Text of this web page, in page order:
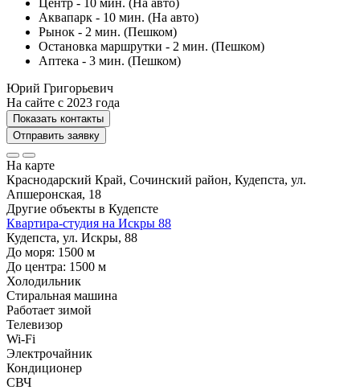
Аквапарк - 10 мин. (На авто)
Рынок - 2 мин. (Пешком)
Остановка маршрутки - 2 мин. (Пешком)
Аптека - 3 мин. (Пешком)
Юрий Григорьевич
На сайте с 2023 года
Показать контакты
Отправить заявку
На карте
Краснодарский Край, Сочинский район, Кудепста, ул.
Апшеронская, 18
Другие объекты в Кудепсте
Квартира-студия на Искры 88
Кудепста, ул. Искры, 88
До моря: 1500 м
До центра: 1500 м
Холодильник
Стиральная машина
Работает зимой
Телевизор
Wi-Fi
Электрочайник
Кондиционер
СВЧ